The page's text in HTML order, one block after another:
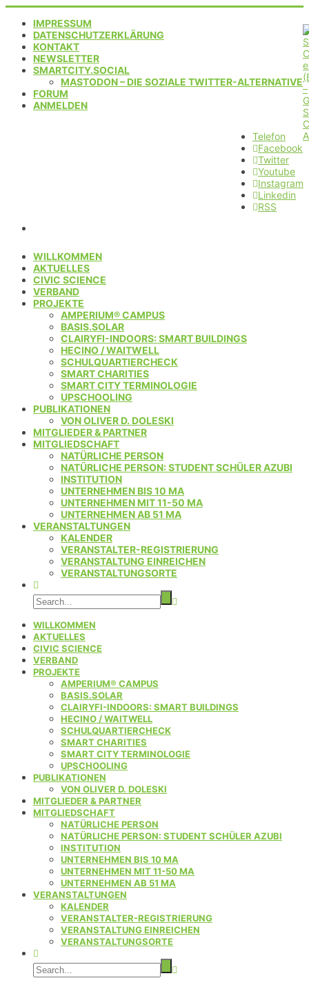
IMPRESSUM
DATENSCHUTZERKLÄRUNG
KONTAKT
NEWSLETTER
SMARTCITY.SOCIAL
MASTODON – DIE SOZIALE TWITTER-ALTERNATIVE
FORUM
ANMELDEN
Telefon
Facebook
Twitter
Youtube
Instagram
Linkedin
RSS
WILLKOMMEN
AKTUELLES
CIVIC SCIENCE
VERBAND
PROJEKTE
AMPERIUM® CAMPUS
BASIS.SOLAR
CLAIRYFI-INDOORS: SMART BUILDINGS
HECINO / WAITWELL
SCHULQUARTIERCHECK
SMART CHARITIES
SMART CITY TERMINOLOGIE
UPSCHOOLING
PUBLIKATIONEN
VON OLIVER D. DOLESKI
MITGLIEDER & PARTNER
MITGLIEDSCHAFT
NATÜRLICHE PERSON
NATÜRLICHE PERSON: STUDENT SCHÜLER AZUBI
INSTITUTION
UNTERNEHMEN BIS 10 MA
UNTERNEHMEN MIT 11-50 MA
UNTERNEHMEN AB 51 MA
VERANSTALTUNGEN
KALENDER
VERANSTALTER-REGISTRIERUNG
VERANSTALTUNG EINREICHEN
VERANSTALTUNGSORTE
WILLKOMMEN
AKTUELLES
CIVIC SCIENCE
VERBAND
PROJEKTE
AMPERIUM® CAMPUS
BASIS.SOLAR
CLAIRYFI-INDOORS: SMART BUILDINGS
HECINO / WAITWELL
SCHULQUARTIERCHECK
SMART CHARITIES
SMART CITY TERMINOLOGIE
UPSCHOOLING
PUBLIKATIONEN
VON OLIVER D. DOLESKI
MITGLIEDER & PARTNER
MITGLIEDSCHAFT
NATÜRLICHE PERSON
NATÜRLICHE PERSON: STUDENT SCHÜLER AZUBI
INSTITUTION
UNTERNEHMEN BIS 10 MA
UNTERNEHMEN MIT 11-50 MA
UNTERNEHMEN AB 51 MA
VERANSTALTUNGEN
KALENDER
VERANSTALTER-REGISTRIERUNG
VERANSTALTUNG EINREICHEN
VERANSTALTUNGSORTE